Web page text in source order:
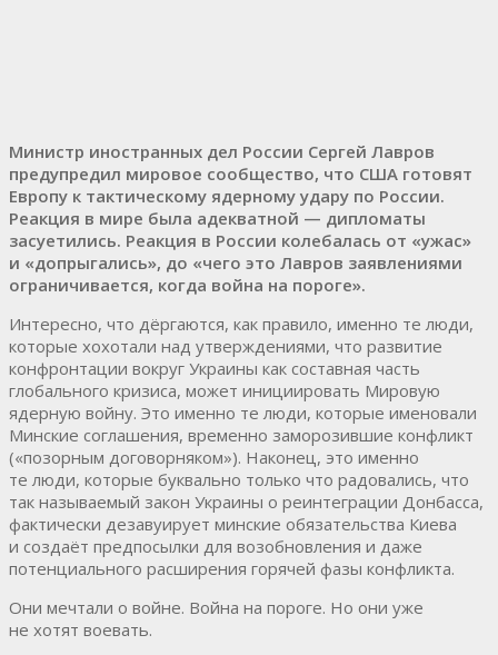
Министр иностранных дел России Сергей Лавров
предупредил мировое сообщество, что США готовят
Европу к тактическому ядерному удару по России.
Реакция в мире была адекватной — дипломаты
засуетились. Реакция в России колебалась от «ужас»
и «допрыгались», до «чего это Лавров заявлениями
ограничивается, когда война на пороге».
Интересно, что дёргаются, как правило, именно те люди,
которые хохотали над утверждениями, что развитие
конфронтации вокруг Украины как составная часть
глобального кризиса, может инициировать Мировую
ядерную войну. Это именно те люди, которые именовали
Минские соглашения, временно заморозившие конфликт
(«позорным договорняком»). Наконец, это именно
те люди, которые буквально только что радовались, что
так называемый закон Украины о реинтеграции Донбасса,
фактически дезавуирует минские обязательства Киева
и создаёт предпосылки для возобновления и даже
потенциального расширения горячей фазы конфликта.
Они мечтали о войне. Война на пороге. Но они уже
не хотят воевать.